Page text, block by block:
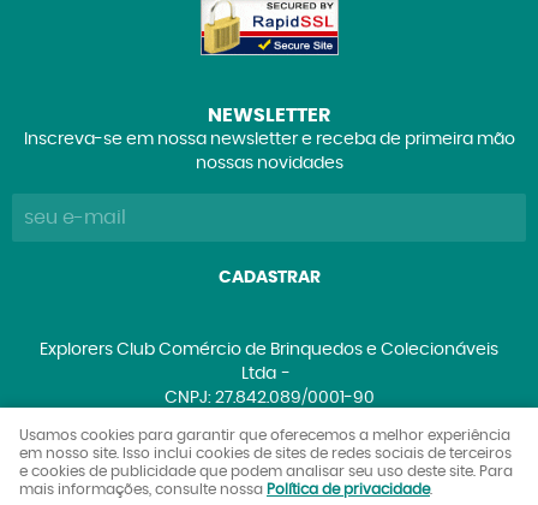
NEWSLETTER
Inscreva-se em nossa newsletter e receba de primeira mão
nossas novidades
CADASTRAR
Explorers Club Comércio de Brinquedos e Colecionáveis
Ltda
CNPJ: 27.842.089/0001-90
LOJA VIRTUAL CRIADA POR
Usamos cookies para garantir que oferecemos a melhor experiência
em nosso site. Isso inclui cookies de sites de redes sociais de terceiros
e cookies de publicidade que podem analisar seu uso deste site. Para
mais informações, consulte nossa Política de privacidade.